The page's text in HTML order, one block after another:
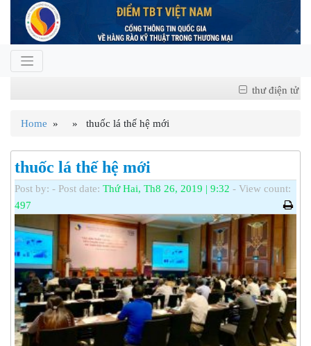
thư điện tử
Home » » thuốc lá thế hệ mới
thuốc lá thế hệ mới
Post by: - Post date: Thứ Hai, Th8 26, 2019 | 9:32 - View count:
497